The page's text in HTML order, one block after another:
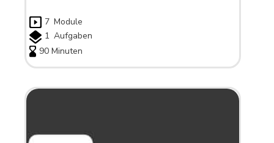
7 Module
1 Aufgaben
90 Minuten